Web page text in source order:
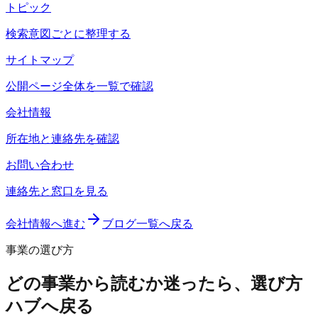
トピック
検索意図ごとに整理する
サイトマップ
公開ページ全体を一覧で確認
会社情報
所在地と連絡先を確認
お問い合わせ
連絡先と窓口を見る
会社情報へ進む ブログ一覧へ戻る
事業の選び方
どの事業から読むか迷ったら、選び方
ハブへ戻る